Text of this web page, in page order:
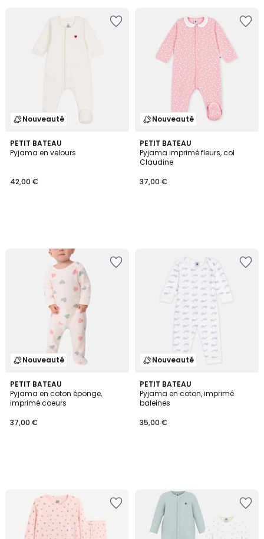
Nouveauté
PETIT BATEAU
Pyjama en velours
42,00 €
Nouveauté
PETIT BATEAU
Pyjama imprimé fleurs, col
Claudine
37,00 €
Nouveauté
PETIT BATEAU
Pyjama en coton éponge,
imprimé coeurs
37,00 €
Nouveauté
PETIT BATEAU
Pyjama en coton, imprimé
baleines
35,00 €